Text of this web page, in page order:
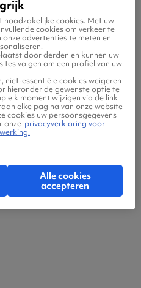
cookies. Met uw
cookies om verkeer te
advertenties te meten en
door derden en kunnen uw
volgen om een profiel van uw
niet-essentiële cookies weigeren
hieronder de gewenste optie te
elk moment wijzigen via de link
elke pagina van onze website
cookies uw persoonsgegevens
onze privacyverklaring voor
Alle cookies
accepteren